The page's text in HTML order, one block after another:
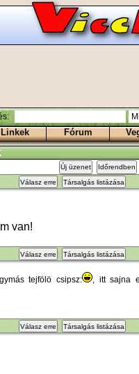
Linkek Fórum
Új üzenet Időrendben
Válasz erre Társalgás listázása
van!
Válasz erre Társalgás listázása
tejfölö csipsz:
, itt sajna
Válasz erre Társalgás listázása